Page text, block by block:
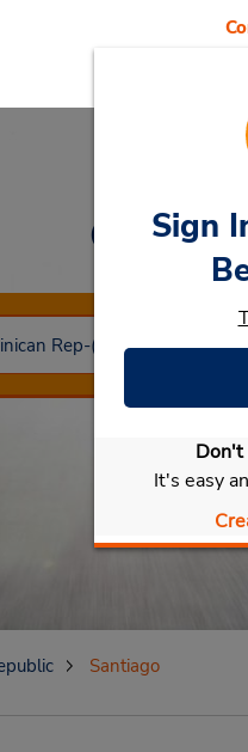
CarSign
Don't
It's easy
Santiago